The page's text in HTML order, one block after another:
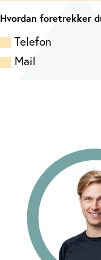
Hvordan foretrekker
Telefon
Mail